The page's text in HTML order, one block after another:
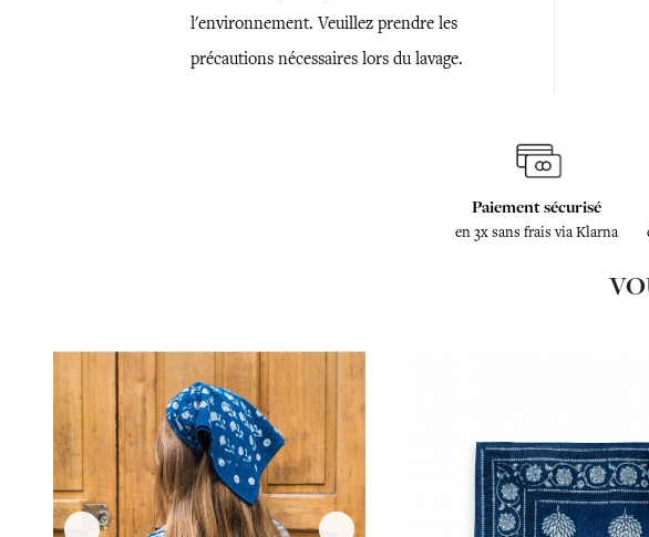
l'environnement. Veuillez prendre les
précautions nécessaires lors du lavage.
Paiement sécurisé
en 3x sans frais via Klarna